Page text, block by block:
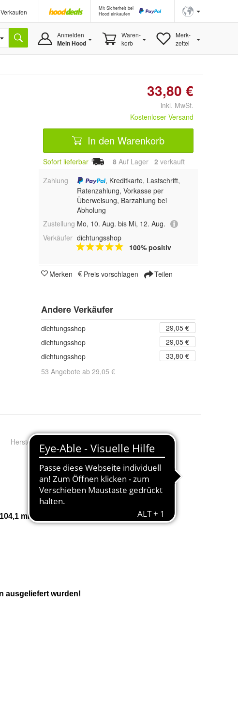
Verkaufen
Mit Sicherheit bei
Hood einkaufen
Anmelden
Mein Hood
Waren-
korb
Merk-
zettel
33,80 €
inkl. MwSt.
Kostenloser Versand
In den Warenkorb
Sofort lieferbar 8 Auf Lager 2 verkauft
Zahlung
, Kreditkarte, Lastschrift,
Ratenzahlung, Vorkasse per
Überweisung, Barzahlung bei
Abholung
Zustellung Mo, 10. Aug. bis Mi, 12. Aug.
Verkäufer dichtungsshop
100% positiv
Merken Preis vorschlagen Teilen
Andere Verkäufer
dichtungsshop
29,05 €
dichtungsshop
29,05 €
dichtungsshop
33,80 €
53 Angebote ab 29,05 €
Herstellungsland und -region Deutschland